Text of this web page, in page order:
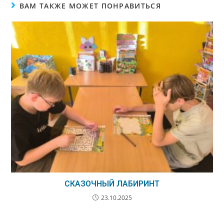
ВАМ ТАКЖЕ МОЖЕТ ПОНРАВИТЬСЯ
СКАЗОЧНЫЙ ЛАБИРИНТ
23.10.2025